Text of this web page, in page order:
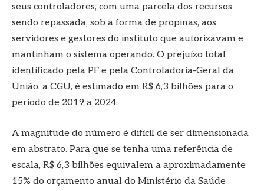
seus controladores, com uma parcela dos recursos
sendo repassada, sob a forma de propinas, aos
servidores e gestores do instituto que autorizavam e
mantinham o sistema operando. O prejuízo total
identificado pela PF e pela Controladoria-Geral da
União, a CGU, é estimado em R$ 6,3 bilhões para o
período de 2019 a 2024.
A magnitude do número é difícil de ser dimensionada
em abstrato. Para que se tenha uma referência de
escala, R$ 6,3 bilhões equivalem a aproximadamente
15% do orçamento anual do Ministério da Saúde